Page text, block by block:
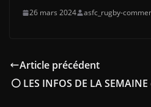
26 mars 2024 asfc_rugby-
Article précédent
⚪ LES INFOS DE LA